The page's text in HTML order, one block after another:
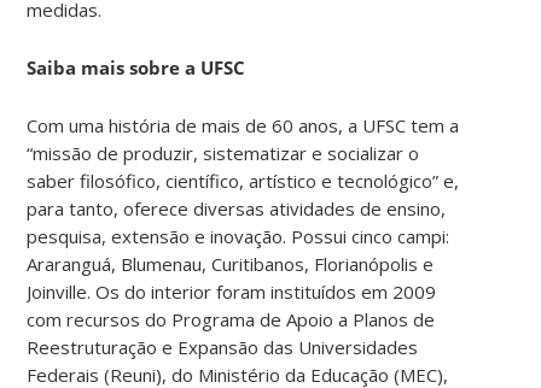
medidas.
Saiba mais sobre a UFSC
Com uma história de mais de 60 anos, a UFSC tem a
“missão de produzir, sistematizar e socializar o
saber filosófico, científico, artístico e tecnológico” e,
para tanto, oferece diversas atividades de ensino,
pesquisa, extensão e inovação. Possui cinco campi:
Araranguá, Blumenau, Curitibanos, Florianópolis e
Joinville. Os do interior foram instituídos em 2009
com recursos do Programa de Apoio a Planos de
Reestruturação e Expansão das Universidades
Federais (Reuni), do Ministério da Educação (MEC),